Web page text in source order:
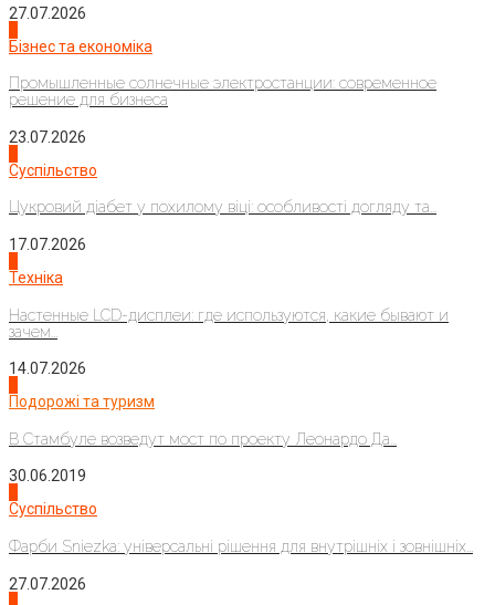
27.07.2026
Бізнес та економіка
Промышленные солнечные электростанции: современное
решение для бизнеса
23.07.2026
Суспільство
Цукровий діабет у похилому віці: особливості догляду та...
17.07.2026
Техніка
Настенные LCD-дисплеи: где используются, какие бывают и
зачем...
14.07.2026
Подорожі та туризм
В Стамбуле возведут мост по проекту Леонардо Да...
30.06.2019
Суспільство
Фарби Sniezka: універсальні рішення для внутрішніх і зовнішніх...
27.07.2026